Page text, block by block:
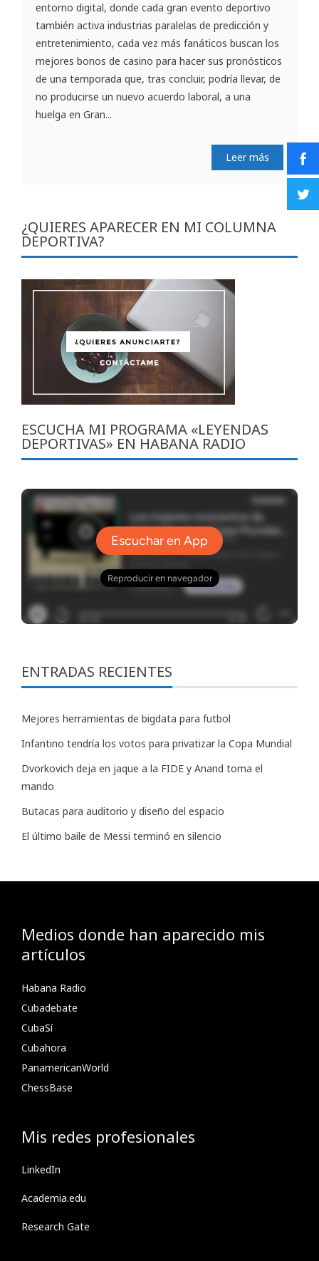
entorno digital, donde cada gran evento deportivo
también activa industrias paralelas de predicción y
entretenimiento, cada vez más fanáticos buscan los
mejores bonos de casino para hacer sus pronósticos
de una temporada que, tras concluir, podría llevar, de
no producirse un nuevo acuerdo laboral, a una
huelga en Gran...
Leer más
¿QUIERES APARECER EN MI COLUMNA
DEPORTIVA?
ESCUCHA MI PROGRAMA «LEYENDAS
DEPORTIVAS» EN HABANA RADIO
ENTRADAS RECIENTES
Mejores herramientas de bigdata para futbol
Infantino tendría los votos para privatizar la Copa Mundial
Dvorkovich deja en jaque a la FIDE y Anand toma el
mando
Butacas para auditorio y diseño del espacio
El último baile de Messi terminó en silencio
Medios donde han aparecido mis
artículos
Habana Radio
Cubadebate
CubaSí
Cubahora
PanamericanWorld
ChessBase
Mis redes profesionales
LinkedIn
Academia.edu
Research Gate